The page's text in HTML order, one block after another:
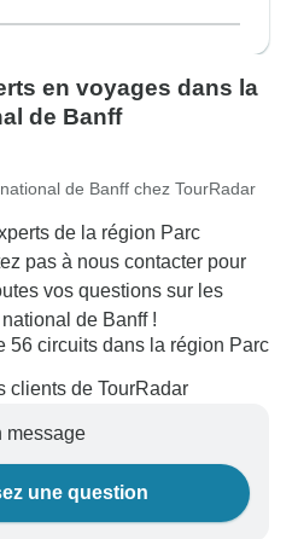
en voyages dans la
de Banff
de Banff chez TourRadar
de la région Parc
pas à nous contacter pour
vos questions sur les
de Banff !
56 circuits dans la région Parc
clients de TourRadar
message
une question